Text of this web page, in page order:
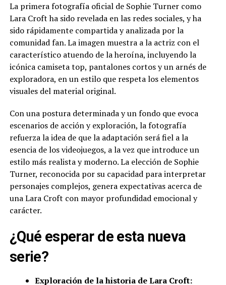
La primera fotografía oficial de Sophie Turner como
Lara Croft ha sido revelada en las redes sociales, y ha
sido rápidamente compartida y analizada por la
comunidad fan. La imagen muestra a la actriz con el
característico atuendo de la heroína, incluyendo la
icónica camiseta top, pantalones cortos y un arnés de
exploradora, en un estilo que respeta los elementos
visuales del material original.
Con una postura determinada y un fondo que evoca
escenarios de acción y exploración, la fotografía
refuerza la idea de que la adaptación será fiel a la
esencia de los videojuegos, a la vez que introduce un
estilo más realista y moderno. La elección de Sophie
Turner, reconocida por su capacidad para interpretar
personajes complejos, genera expectativas acerca de
una Lara Croft con mayor profundidad emocional y
carácter.
¿Qué esperar de esta nueva
serie?
Exploración de la historia de Lara Croft: